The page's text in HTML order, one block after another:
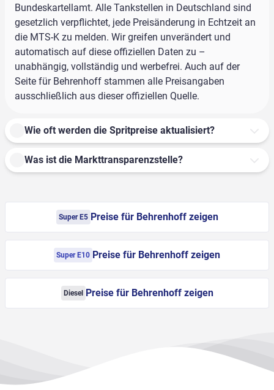
Bundeskartellamt. Alle Tankstellen in Deutschland sind
gesetzlich verpflichtet, jede Preisänderung in Echtzeit an
die MTS-K zu melden. Wir greifen unverändert und
automatisch auf diese offiziellen Daten zu –
unabhängig, vollständig und werbefrei. Auch auf der
Seite für Behrenhoff stammen alle Preisangaben
ausschließlich aus dieser offiziellen Quelle.
Wie oft werden die Spritpreise aktualisiert?
Was ist die Markttransparenzstelle?
Super E5 Preise für Behrenhoff zeigen
Super E10 Preise für Behrenhoff zeigen
Diesel Preise für Behrenhoff zeigen